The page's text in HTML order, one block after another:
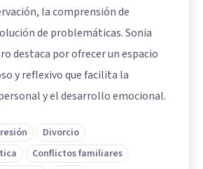
la comprensión de
de problemáticas. Sonia
destaca por ofrecer un espacio
y reflexivo que facilita la
y el desarrollo emocional.
Divorcio
Conflictos familiares